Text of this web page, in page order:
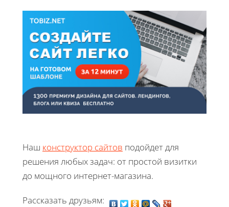
Наш конструктор сайтов подойдет для
решения любых задач: от простой визитки
до мощного интернет-магазина.
Рассказать друзьям: